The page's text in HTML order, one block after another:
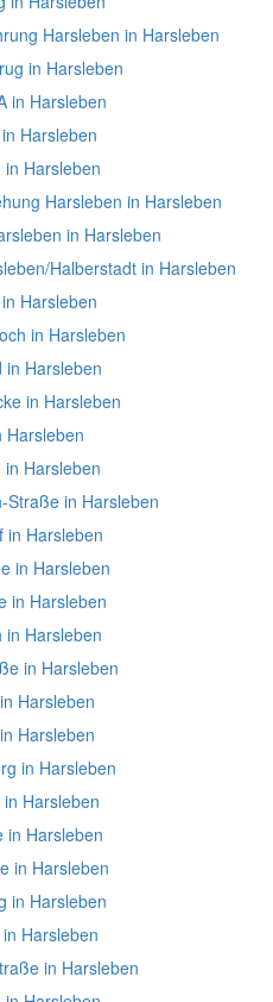
Harsleben in Harsleben
in Harsleben
in Harsleben
Harsleben
in Harsleben
Harsleben in Harsleben
in Harsleben
Halberstadt in Harsleben
Harsleben
in Harsleben
in Harsleben
in Harsleben
Harsleben
Harsleben
Straße in Harsleben
in Harsleben
in Harsleben
in Harsleben
in Harsleben
in Harsleben
Harsleben
Harsleben
in Harsleben
Harsleben
in Harsleben
in Harsleben
in Harsleben
Harsleben
in Harsleben